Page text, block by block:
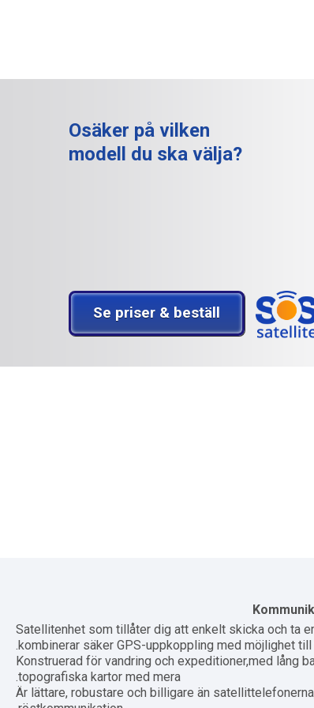
Osäker på vilken
modell du ska välja?
Se priser & beställ
Satellitenhet som tillåter dig att enkelt skicka och ta
kombinerar säker GPS-uppkoppling med möjlighet till
Konstruerad för vandring och expeditioner,med lång
topografiska kartor med mera.
Är lättare, robustare och billigare än